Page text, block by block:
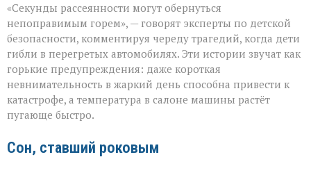
не
прощает
невнимательности:
трагедии
в
раскалённых
машинах»
«Секунды рассеянности могут обернуться
непоправимым горем», — говорят эксперты по детской
безопасности, комментируя череду трагедий, когда дети
гибли в перегретых автомобилях. Эти истории звучат как
горькие предупреждения: даже короткая
невнимательность в жаркий день способна привести к
катастрофе, а температура в салоне машины растёт
пугающе быстро.
Сон, ставший роковым